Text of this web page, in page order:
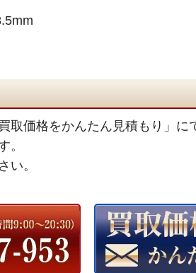
取価格をかんたん見積もり」に
。
い。